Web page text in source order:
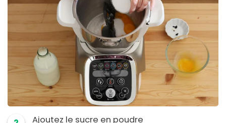
Ajoutez le sucre en poudre